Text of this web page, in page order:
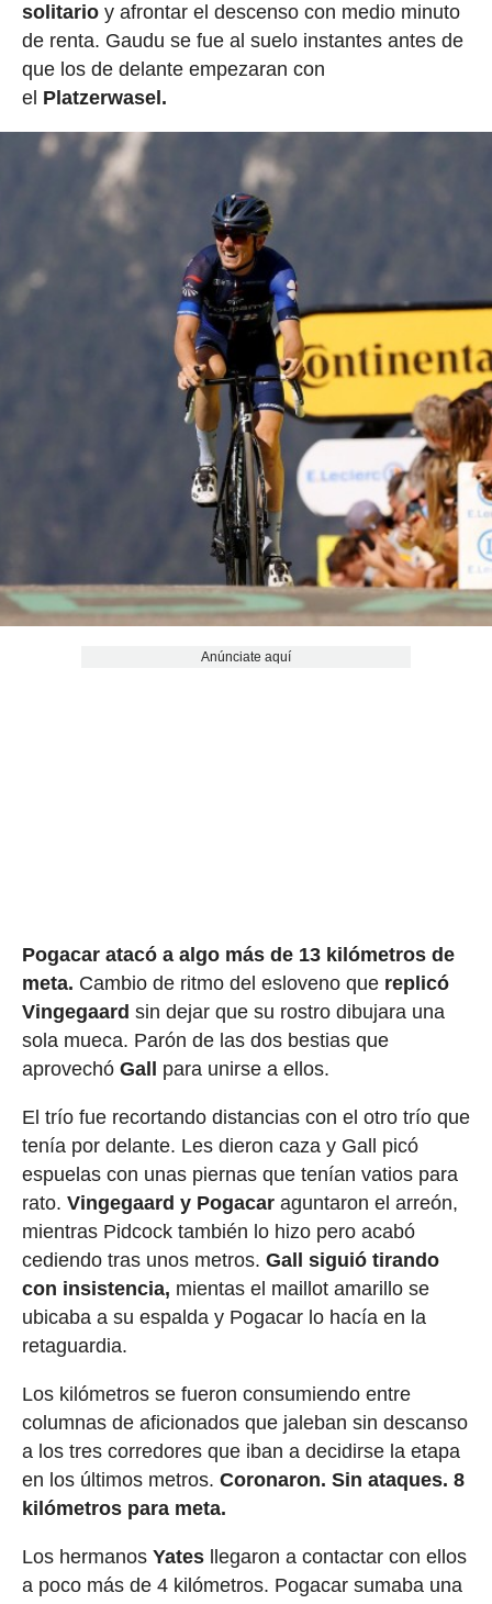
solitarioy afrontar el descenso con medio minuto
de renta. Gaudu se fue al suelo instantes antes de
que los de delante empezaran con
el Platzerwasel.
Anúnciate aquí
Pogacar atacó a algo más de 13 kilómetros de
meta. Cambio de ritmo del esloveno que replicó
Vingegaard sin dejar que su rostro dibujara una
sola mueca. Parón de las dos bestias que
aprovechó Gall para unirse a ellos.
El trío fue recortando distancias con el otro trío que
tenía por delante. Les dieron caza y Gall picó
espuelas con unas piernas que tenían vatios para
rato. Vingegaard y Pogacaraguntaron el arreón,
mientras Pidcock también lo hizo pero acabó
cediendo tras unos metros. Gall siguió tirando
con insistencia, mientas el maillot amarillo se
ubicaba a su espalda y Pogacar lo hacía en la
retaguardia.
Los kilómetros se fueron consumiendo entre
columnas de aficionados que jaleban sin descanso
a los tres corredores que iban a decidirse la etapa
en los últimos metros. Coronaron. Sin ataques. 8
kilómetros para meta.
Los hermanos Yatesllegaron a contactar con ellos
a poco más de 4 kilómetros. Pogacar sumaba una